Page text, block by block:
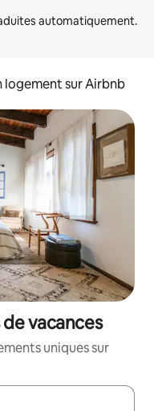
logement sur Airbnb
vacances
uniques sur